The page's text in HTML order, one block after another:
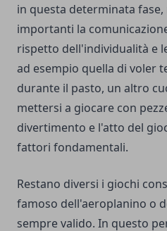
in questa determinata
importanti la
rispetto dell'individualità e
ad esempio quella di voler
durante il pasto, un altro
mettersi a giocare con
divertimento e l'atto del
fattori fondamentali.
Restano diversi i giochi
famoso dell'aeroplanino o
sempre valido. In questo